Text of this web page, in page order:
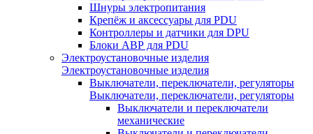
Шнуры электропитания
Крепёж и аксессуары для PDU
Контроллеры и датчики для DPU
Блоки АВР для PDU
Электроустановочные изделия
Электроустановочные изделия
Выключатели, переключатели, регуляторы
Выключатели, переключатели, регуляторы
Выключатели и переключатели
механические